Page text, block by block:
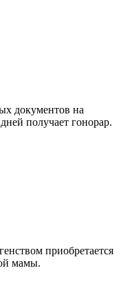
документов на
получает гонорар.
приобретается
мамы.